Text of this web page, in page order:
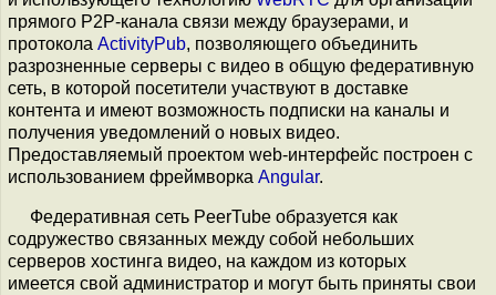
прямого P2P-канала связи между браузерами, и
протокола ActivityPub, позволяющего объединить
разрозненные серверы с видео в общую федеративную
сеть, в которой посетители участвуют в доставке
контента и имеют возможность подписки на каналы и
получения уведомлений о новых видео.
Предоставляемый проектом web-интерфейс построен с
использованием фреймворка Angular.
Федеративная сеть PeerTube образуется как
содружество связанных между собой небольших
серверов хостинга видео, на каждом из которых
имеется свой администратор и могут быть приняты свои